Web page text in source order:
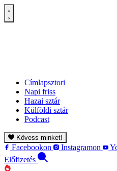
Címlapsztori
Napi friss
Hazai sztár
Külföldi sztár
Podcast
Kövess minket!
Facebookon Instagramon
Előfizetés